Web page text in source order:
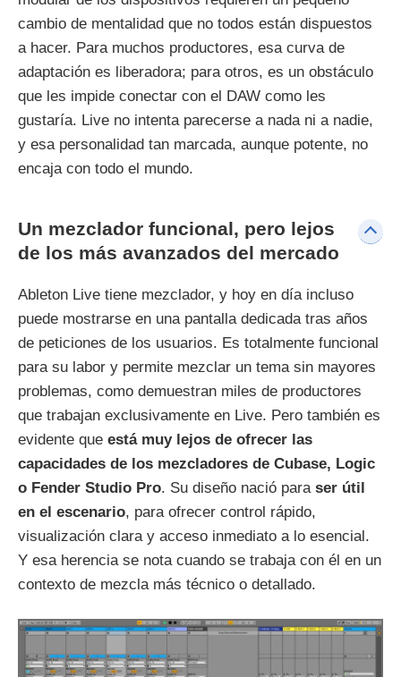
cambio de mentalidad que no todos están dispuestos
a hacer. Para muchos productores, esa curva de
adaptación es liberadora; para otros, es un obstáculo
que les impide conectar con el DAW como les
gustaría. Live no intenta parecerse a nada ni a nadie,
y esa personalidad tan marcada, aunque potente, no
encaja con todo el mundo.
Un mezclador funcional, pero lejos
de los más avanzados del mercado
Ableton Live tiene mezclador, y hoy en día incluso
puede mostrarse en una pantalla dedicada tras años
de peticiones de los usuarios. Es totalmente funcional
para su labor y permite mezclar un tema sin mayores
problemas, como demuestran miles de productores
que trabajan exclusivamente en Live. Pero también es
evidente que está muy lejos de ofrecer las
capacidades de los mezcladores de Cubase, Logic
o Fender Studio Pro. Su diseño nació para ser útil
en el escenario, para ofrecer control rápido,
visualización clara y acceso inmediato a lo esencial.
Y esa herencia se nota cuando se trabaja con él en un
contexto de mezcla más técnico o detallado.